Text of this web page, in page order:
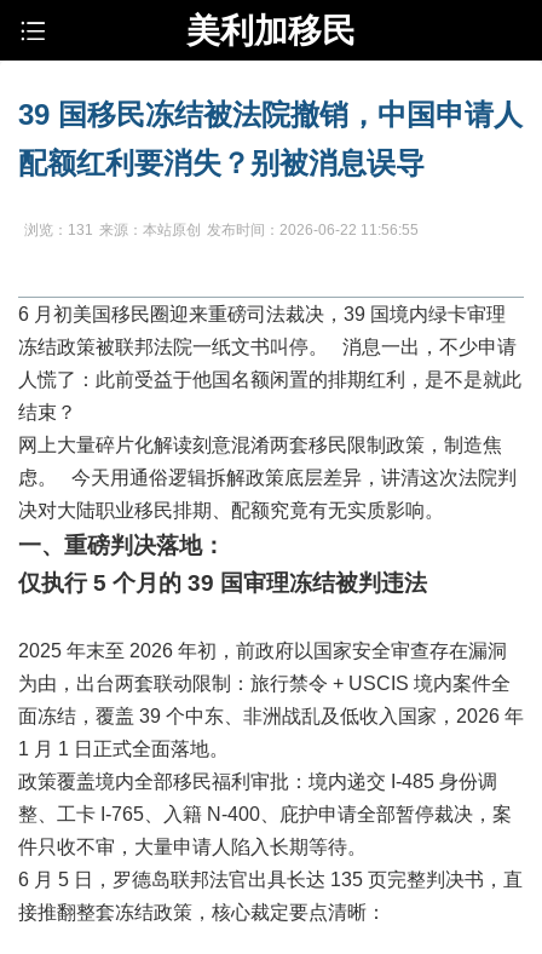
美利加移民
39 国移民冻结被法院撤销，中国申请人
配额红利要消失？别被消息误导
浏览：131 来源：本站原创 发布时间：2026-06-22 11:56:55
6 月初美国移民圈迎来重磅司法裁决，39 国境内绿卡审理
冻结政策被联邦法院一纸文书叫停。 消息一出，不少申请
人慌了：此前受益于他国名额闲置的排期红利，是不是就此
结束？
网上大量碎片化解读刻意混淆两套移民限制政策，制造焦
虑。 今天用通俗逻辑拆解政策底层差异，讲清这次法院判
决对大陆职业移民排期、配额究竟有无实质影响。
一、重磅判决落地：
仅执行 5 个月的 39 国审理冻结被判违法
2025 年末至 2026 年初，前政府以国家安全审查存在漏洞
为由，出台两套联动限制：旅行禁令 + USCIS 境内案件全
面冻结，覆盖 39 个中东、非洲战乱及低收入国家，2026 年
1 月 1 日正式全面落地。
政策覆盖境内全部移民福利审批：境内递交 I-485 身份调
整、工卡 I-765、入籍 N-400、庇护申请全部暂停裁决，案
件只收不审，大量申请人陷入长期等待。
6 月 5 日，罗德岛联邦法官出具长达 135 页完整判决书，直
接推翻整套冻结政策，核心裁定要点清晰：